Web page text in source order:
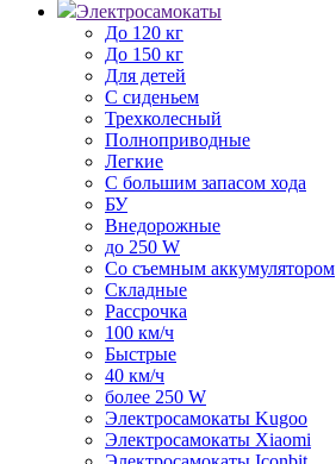
Электросамокаты
До 120 кг
До 150 кг
Для детей
С сиденьем
Трехколесный
Полноприводные
Легкие
С большим запасом хода
БУ
Внедорожные
до 250 W
Со съемным аккумулятором
Складные
Рассрочка
100 км/ч
Быстрые
40 км/ч
более 250 W
Электросамокаты Kugoo
Электросамокаты Xiaomi